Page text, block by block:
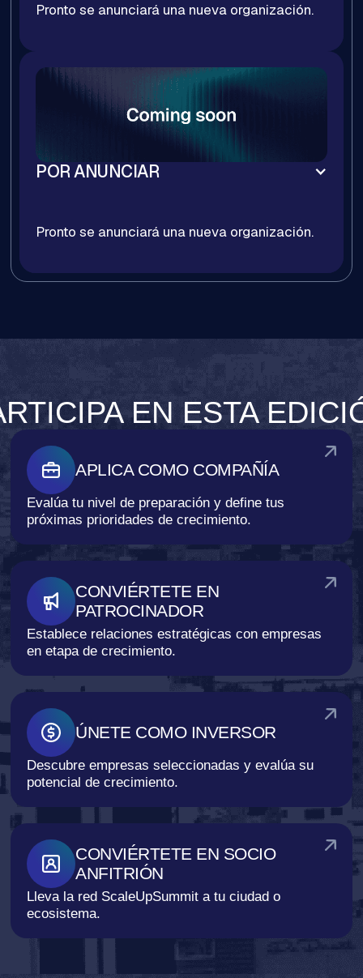
Pronto se anunciará una nueva organización.
POR ANUNCIAR
Pronto se anunciará una nueva organización.
EN ESTA
APLICA COMO COMPAÑÍA
Evalúa tu nivel de preparación y define tus
próximas prioridades de crecimiento.
CONVIÉRTETE EN
PATROCINADOR
Establece relaciones estratégicas con empresas
en etapa de crecimiento.
ÚNETE COMO INVERSOR
Descubre empresas seleccionadas y evalúa su
potencial de crecimiento.
CONVIÉRTETE EN SOCIO
ANFITRIÓN
Lleva la red ScaleUpSummit a tu ciudad o
ecosistema.